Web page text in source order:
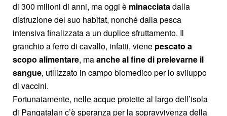
di 300 milioni di anni, ma oggi è minacciatadalla
distruzione del suo habitat, nonché dalla pesca
intensiva finalizzata a un duplice sfruttamento. Il
granchio a ferro di cavallo, infatti, viene pescato a
scopo alimentare, maanche al fine di prelevarne il
sangue, utilizzato in campo biomedico per lo sviluppo
di vaccini.
Fortunatamente, nelle acque protette al largo dell’isola
di Pangatalan c’è speranza per la sopravvivenza della